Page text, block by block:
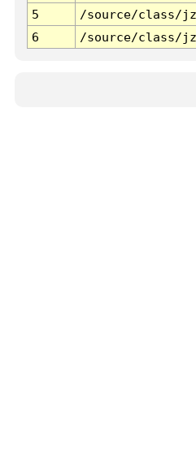
5
/source/class/
6
/source/class/